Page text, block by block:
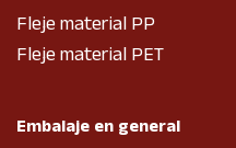
Fleje material PP
Fleje material PET
Embalaje en general